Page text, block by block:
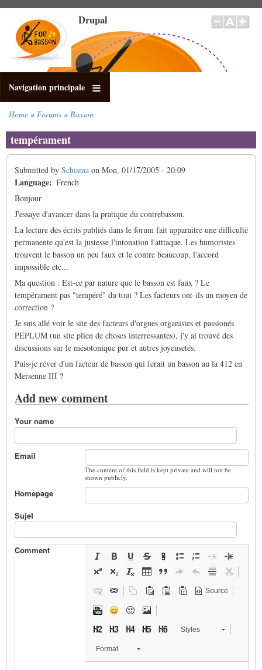
main
content
Drupal
Navigation principale
Home Forums Basson
tempérament
Submitted by Schisma on Mon, 01/17/2005 - 20:09
Language
French
Bonjour
J'essaye d'avancer dans la pratique du contrebasson.
La lecture des écrits publiés dans le forum fait apparaitre une difficulté
permanente qu'est la justesse l'intonation l'atttaque. Les humoristes
trouvent le basson un peu faux et le contre beaucoup, l'accord
impossible etc...
Ma question : Est-ce par nature que le basson est faux ? Le
tempérament pas "tempéré" du tout ? Les facteurs ont-ils un moyen de
correction ?
Je suis allé voir le site des facteurs d'orgues organistes et passionés
PEPLUM (un site plien de choses interressantes), j'y ai trouvé des
discussions sur le mésotonique pur et autres joyeusetés.
Puis-je réver d'un facteur de basson qui ferait un basson au la 412 en
Mersenne III ?
Add new comment
Your name
Email
The content of this field is kept private and will not be
shown publicly.
Homepage
Sujet
Comment
Source
Styles
Format